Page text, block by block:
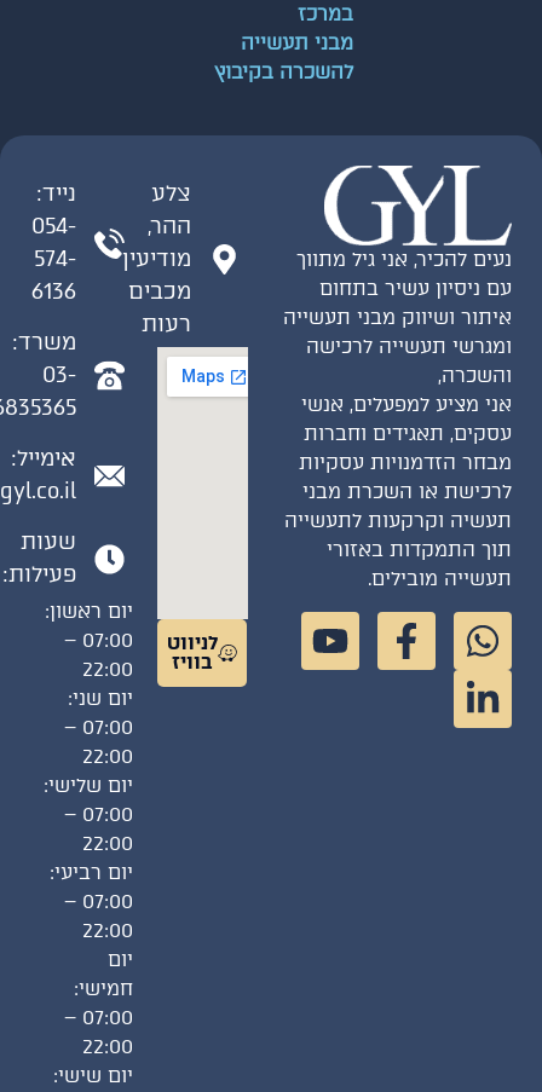
במרכז
מבני תעשייה
להשכרה בקיבוץ
להכיר, אני גיל מתווך
ניסיון עשיר בתחום
ושיווק מבני תעשייה
תעשייה לרכישה
מציע למפעלים, אנשי
תאגידים וחברות
הזדמנויות עסקיות
או השכרת מבני
וקרקעות לתעשייה
התמקדות באזורי
מובילים.
ההר,
מודיעין
מכבים
רעות
לניווט
בוויז
054-
574-
6136
משרד:
03-
6835365
אימייל:
gil@gyl.co.il
שעות
פעילות:
יום ראשון:
07:00 –
22:00
יום שני:
07:00 –
22:00
יום שלישי:
07:00 –
22:00
יום רביעי:
07:00 –
22:00
חמישי:
07:00 –
22:00
יום שישי: